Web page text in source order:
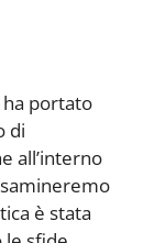
ha portato
di
all’interno
è stata